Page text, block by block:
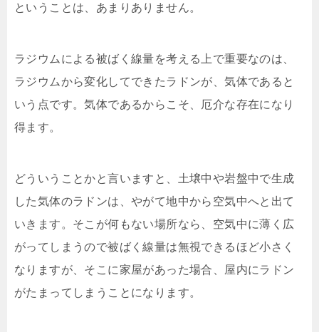
ということは、あまりありません。
ラジウムによる被ばく線量を考える上で重要なのは、
ラジウムから変化してできたラドンが、気体であると
いう点です。気体であるからこそ、厄介な存在になり
得ます。
どういうことかと言いますと、土壌中や岩盤中で生成
した気体のラドンは、やがて地中から空気中へと出て
いきます。そこが何もない場所なら、空気中に薄く広
がってしまうので被ばく線量は無視できるほど小さく
なりますが、そこに家屋があった場合、屋内にラドン
がたまってしまうことになります。